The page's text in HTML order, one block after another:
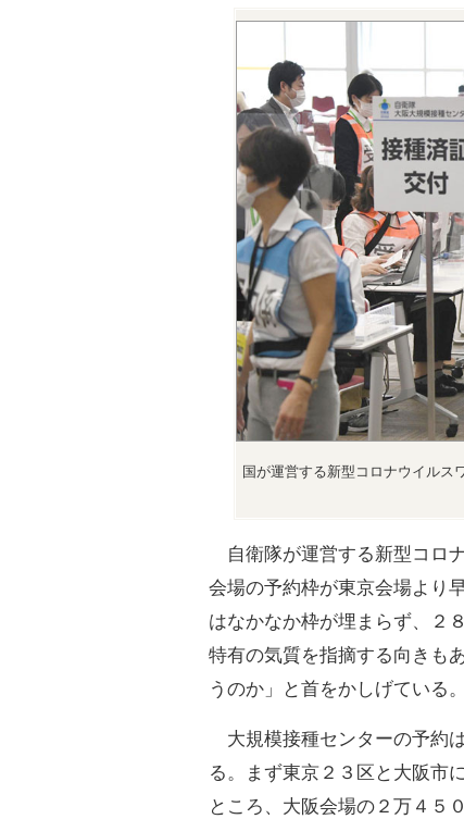
国が運営する新型コロナウイルス
自衛隊が運営する新型コロ
会場の予約枠が東京会場より
はなかなか枠が埋まらず、２
特有の気質を指摘する向きも
うのか」と首をかしげている。
大規模接種センターの予約
る。まず東京２３区と大阪市
ところ、大阪会場の２万４５